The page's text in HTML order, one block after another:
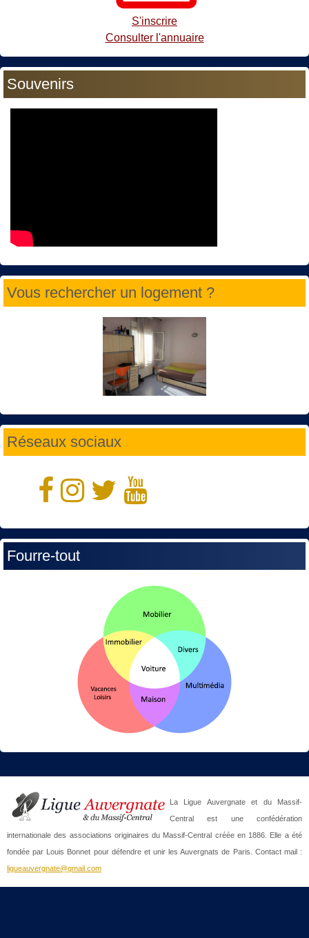
S'inscrire
Consulter l'annuaire
Souvenirs
Vous rechercher un logement ?
Réseaux sociaux
Fourre-tout
La Ligue Auvergnate et du Massif-
Central est une confédération
internationale des associations originaires du Massif-Central créée en 1886. Elle a été
fondée par Louis Bonnet pour défendre et unir les Auvergnats de Paris. Contact mail :
ligueauvergnate@gmail.com